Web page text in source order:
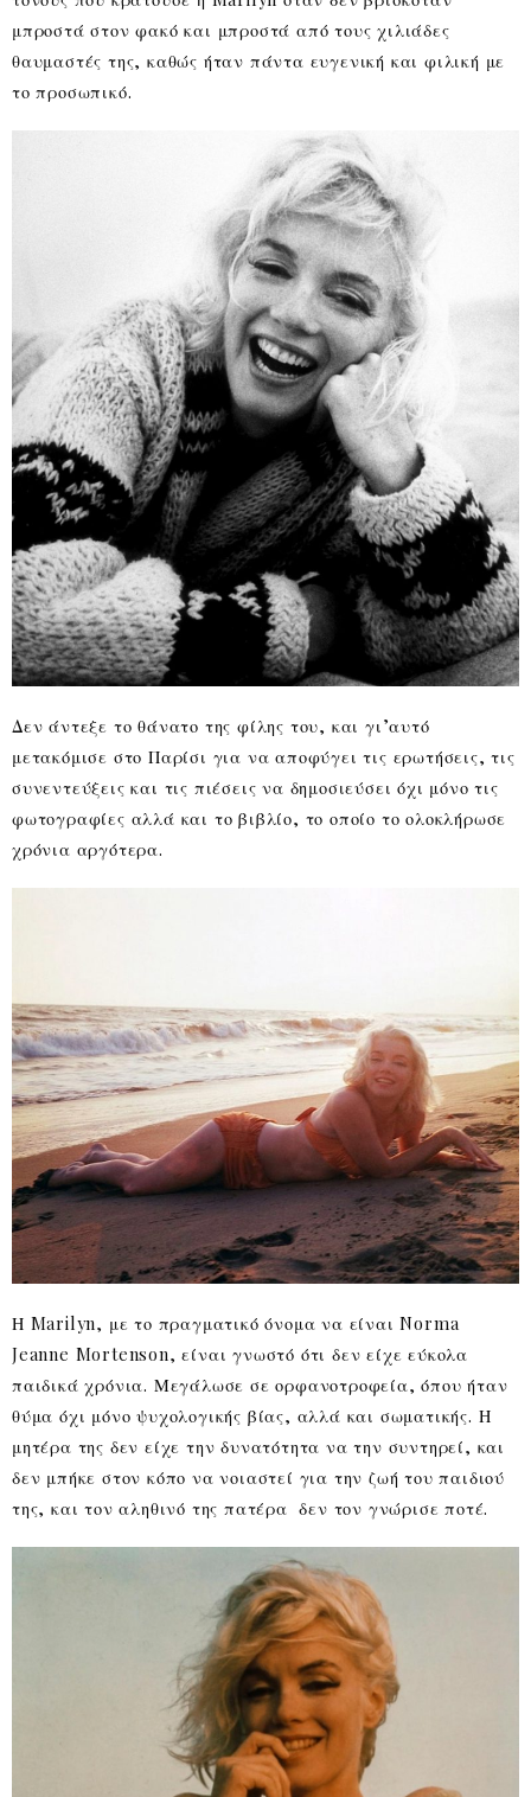
μπροστά στον φακό και μπροστά από τους χιλιάδες
θαυμαστές της, καθώς ήταν πάντα ευγενική και φιλική με
το προσωπικό.
Δεν άντεξε το θάνατο της φίλης του, και γι’αυτό
μετακόμισε στο Παρίσι για να αποφύγει τις ερωτήσεις, τις
συνεντεύξεις και τις πιέσεις να δημοσιεύσει όχι μόνο τις
φωτογραφίες αλλά και το βιβλίο, το οποίο το ολοκλήρωσε
χρόνια αργότερα.
Η Marilyn, με το πραγματικό όνομα να είναι Norma
Jeanne Mortenson, είναι γνωστό ότι δεν είχε εύκολα
παιδικά χρόνια. Μεγάλωσε σε ορφανοτροφεία, όπου ήταν
θύμα όχι μόνο ψυχολογικής βίας, αλλά και σωματικής. Η
μητέρα της δεν είχε την δυνατότητα να την συντηρεί, και
δεν μπήκε στον κόπο να νοιαστεί για την ζωή του παιδιού
της, και τον αληθινό της πατέρα δεν τον γνώρισε ποτέ.